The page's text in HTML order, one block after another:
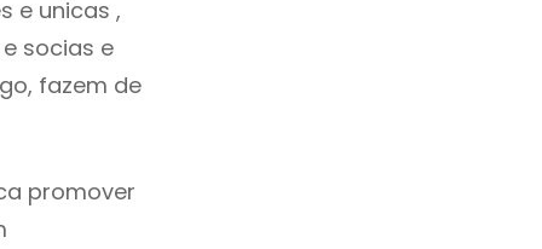
e unicas ,
socias e
fazem de
promover